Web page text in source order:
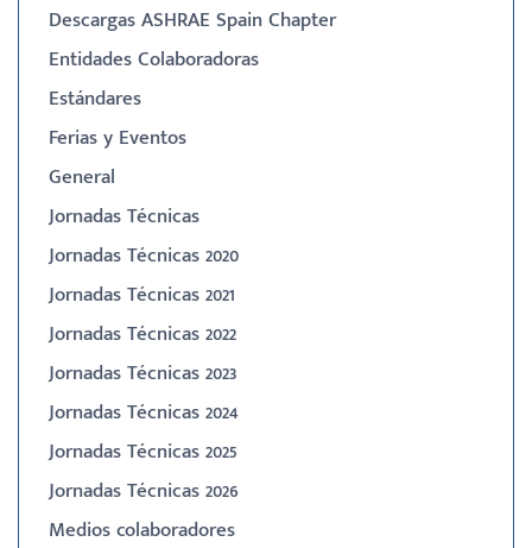
Descargas ASHRAE Spain Chapter
Entidades Colaboradoras
Estándares
Ferias y Eventos
General
Jornadas Técnicas
Jornadas Técnicas 2020
Jornadas Técnicas 2021
Jornadas Técnicas 2022
Jornadas Técnicas 2023
Jornadas Técnicas 2024
Jornadas Técnicas 2025
Jornadas Técnicas 2026
Medios colaboradores